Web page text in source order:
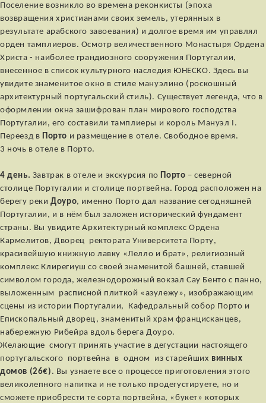
Поселение возникло во времена реконкисты (эпоха
возвращения христианами своих земель, утерянных в
результате арабского завоевания) и долгое время им управлял
орден тамплиеров. Осмотр величественного Монастыря Ордена
Христа - наиболее грандиозного сооружения Португалии,
внесенное в список культурного наследия ЮНЕСКО. Здесь вы
увидите знаменитое окно в стиле мануэлино (роскошный
архитектурный португальский стиль). Существует легенда, что в
оформлении окна зашифрован план мирового господства
Португалии, его составили тамплиеры и король Мануэл I.
Переезд в Порто и размещение в отеле. Свободное время.
3 ночь в отеле в Порто.
4 день. Завтрак в отеле и экскурсия по Порто – северной
столице Португалии и столице портвейна. Город расположен на
берегу рекиДоуро, именно Порто дал название сегодняшней
Португалии, и в нём был заложен исторический фундамент
страны. Вы увидите Архитектурный комплекс Ордена
Кармелитов, Дворец ректората Университета Порту,
красивейшую книжную лавку «Лелло и брат», религиозный
комплекс Клирегиуш со своей знаменитой башней, ставшей
символом города, железнодорожный вокзал Сау Бенто с панно,
выложенным расписной плиткой «азулежу», изображающим
сцены из истории Португалии, Кафедральный собор Порто и
Епископальный дворец, знаменитый храм францисканцев,
набережную Рибейра вдоль берега Доуро.
Желающие смогут принять участие в дегустации настоящего
португальского портвейна в одном из старейших винных
домов (26€). Вы узнаете все о процессе приготовления этого
великолепного напитка и не только продегустируете, но и
сможете приобрести те сорта портвейна, «букет» которых